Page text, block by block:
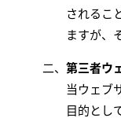
されるこ
ますが、
第三者ウ
当ウェブ
目的とし